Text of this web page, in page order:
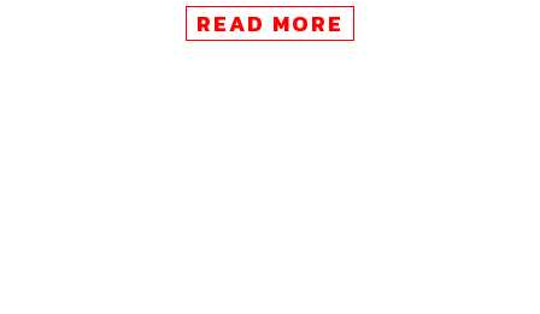
อุตสาหกรรมธุรกิจ เมื่อห้างร้าน บริษัทธุรกิจหลายแห่งต่างก็
พากัน ‘ชวด’ ที่จะทำรายรับผลประกอบการให้เข้าเป้าสมชื่อปี
READ MORE